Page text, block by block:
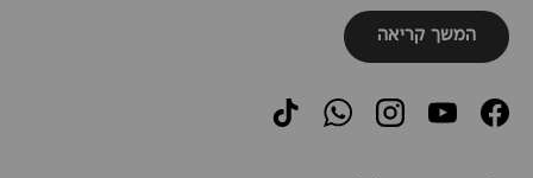
המשך קריאה
Facebook
YouTube
Instagram
WhatsApp
TikTok